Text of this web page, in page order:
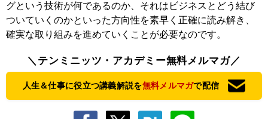
グという技術が何であるのか、それはビジネスとどう結び
ついていくのかといった方向性を素早く正確に読み解き、
確実な取り組みを進めていくことが必要なのです。
＼テンミニッツ・アカデミー無料メルマガ／
人生＆仕事に役立つ講義解説を無料メルマガで配信